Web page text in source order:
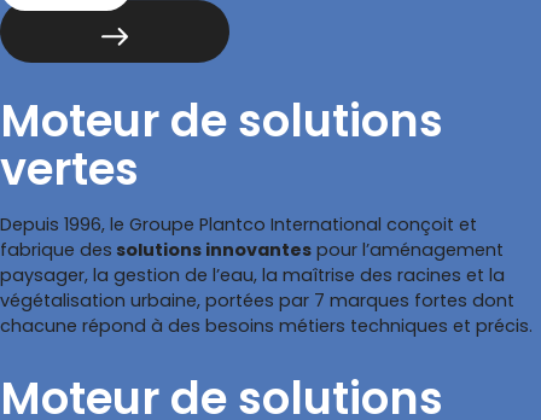
Moteur de solutions
vertes
Depuis 1996, le Groupe Plantco International conçoit et
fabrique des solutions innovantes pour l’aménagement
paysager, la gestion de l’eau, la maîtrise des racines et la
végétalisation urbaine, portées par 7 marques fortes dont
chacune répond à des besoins métiers techniques et précis.
Moteur de solutions